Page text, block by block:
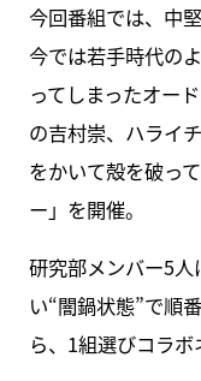
今回番組では、中
今では若手時代の
ってしまったオー
の吉村崇、ハライ
をかいて殻を破っ
ー」を開催。
研究部メンバー5
い“闇鍋状態”で順
ら、1組選びコラボ